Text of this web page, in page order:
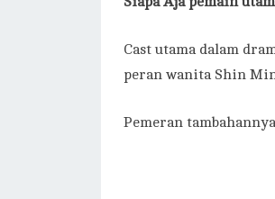
Cast utama dalam
peran wanita Shin
Pemeran